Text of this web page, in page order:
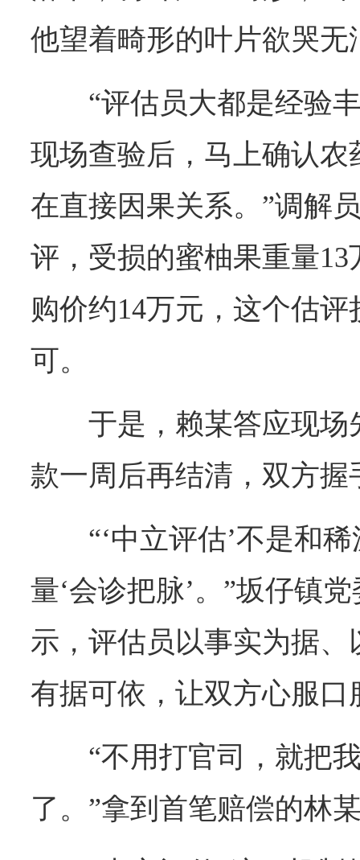
他望着畸形的叶片欲哭无
“评估员大都是经验
现场查验后，马上确认
在直接因果关系。”调解
评，受损的蜜柚果重量
购价约14万元，这个估
可。
于是，赖某答应现
款一周后再结清，双方握
“‘中立评估’不是和
量‘会诊把脉’。”坂仔镇
示，评估员以事实为据
有据可依，让双方心服口
“不用打官司，就把
了。”拿到首笔赔偿的林